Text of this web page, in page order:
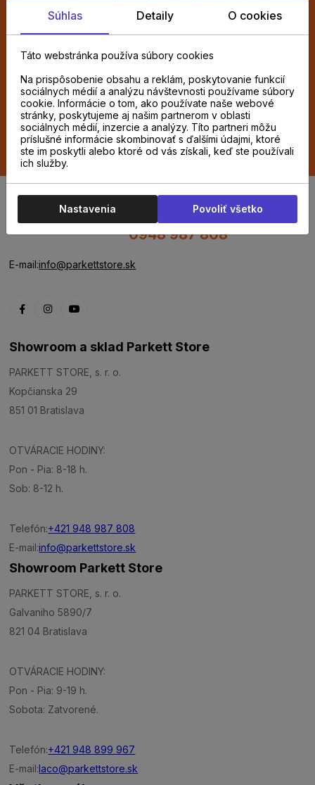
mailov. Prihlásenie dokončíte kliknutím na potvrdzovací odkaz,
ODOBERAŤ
Súhlasím so spracovanímosobných údajov
0948 987 808
E-mail:info@parkettstore.sk
Showroom a sklad Parkett Store
PARKETT STORE, s. r. o.
Kopčianska 29
851 01 Bratislava
OTVÁRACIE HODINY:
Pon - Pia: 8-18 h.
Sob: 8-12 h.
Telefón:+421 948 987 808
E-mail:info@parkettstore.sk
Showroom Parkett Store
PARKETT STORE, s. r. o.
Galvaniho 5890/7
821 04 Bratislava
OTVÁRACIE HODINY:
Pon - Pia: 9-19 h.
Sobota: Zatvorené.
Telefón:+421 948 899 967
E-mail:laco@parkettstore.sk
Súhlas Detaily O cookies
Táto webstránka používa súbory cookies
Na prispôsobenie obsahu a reklám, poskytovanie funkcií
sociálnych médií a analýzu návštevnosti používame súbory
cookie. Informácie o tom, ako používate naše webové
stránky, poskytujeme aj našim partnerom v oblasti
sociálnych médií, inzercie a analýzy. Títo partneri môžu
príslušné informácie skombinovať s ďalšími údajmi, ktoré
ste im poskytli alebo ktoré od vás získali, keď ste používali
ich služby.
Nastavenia Povoliť všetko